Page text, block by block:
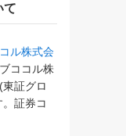
て
ル株式会
ココル株
(東証グロ
証券コ